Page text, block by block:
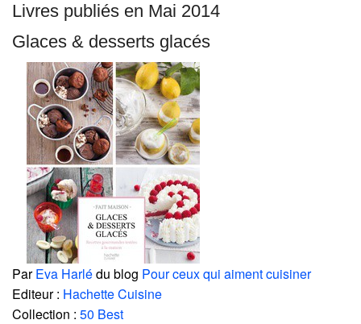
Livres publiés en Mai 2014
Glaces & desserts glacés
ParEva Harlédu blog Pour ceux qui aiment cuisiner
Editeur : Hachette Cuisine
Collection : 50 Best